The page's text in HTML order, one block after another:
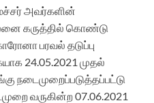
அவர்களின்
கருத்தில் கொண்டு
பரவல் தடுப்பு
24.05.2021 முதல்
நடைமுறைப்படுத்தப்பட்டு
வருகின்ற 07.06.2021